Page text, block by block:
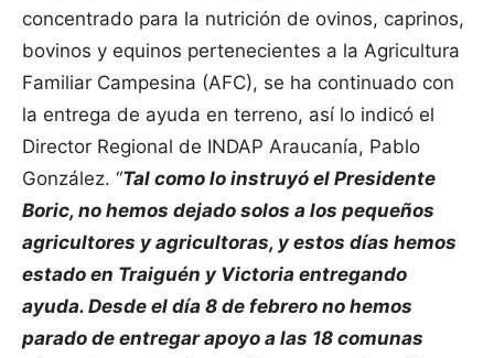
concentrado para la nutrición de ovinos, caprinos,
bovinos y equinos pertenecientes a la Agricultura
Familiar Campesina (AFC), se ha continuado con
la entrega de ayuda en terreno, así lo indicó el
Director Regional de INDAP Araucanía, Pablo
González. “Tal como lo instruyó el Presidente
Boric, no hemos dejado solos a los pequeños
agricultores y agricultoras, y estos días hemos
estado en Traiguén y Victoria entregando
ayuda. Desde el día 8 de febrero no hemos
parado de entregar apoyo a las 18 comunas